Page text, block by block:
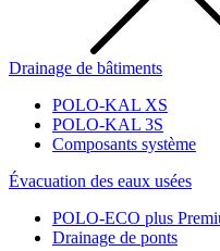
Drainage de bâtiments
POLO-KAL XS
POLO-KAL 3S
Composants système
Évacuation des eaux usées
POLO-ECO plus
Drainage de ponts